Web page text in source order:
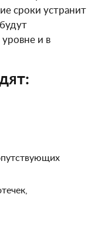
сроки устранит
и в